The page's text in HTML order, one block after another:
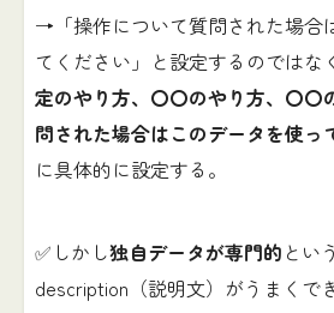
→「操作について質問された場合
てください」と設定するのではな
定のやり方、〇〇のやり方、〇〇
問された場合はこのデータを使っ
に具体的に設定する。
✅しかし独自データが専門的 とい
description（説明文）がうまくで